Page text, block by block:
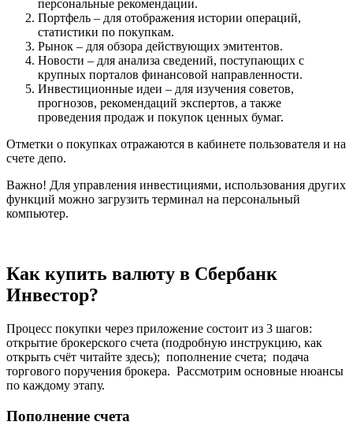
персональные рекомендации.
Портфель – для отображения истории операций,
статистики по покупкам.
Рынок – для обзора действующих эмитентов.
Новости – для анализа сведений, поступающих с
крупных порталов финансовой направленности.
Инвестиционные идеи – для изучения советов,
прогнозов, рекомендаций экспертов, а также
проведения продаж и покупок ценных бумаг.
Отметки о покупках отражаются в кабинете пользователя и на
счете депо.
Важно! Для управления инвестициями, использования других
функций можно загрузить терминал на персональный
компьютер.
Как купить валюту в Сбербанк
Инвестор?
Процесс покупки через приложение состоит из 3 шагов:
открытие брокерского счета (подробную инструкцию, как
открыть счёт читайте здесь); пополнение счета; подача
торгового поручения брокера. Рассмотрим основные нюансы
по каждому этапу.
Пополнение счета